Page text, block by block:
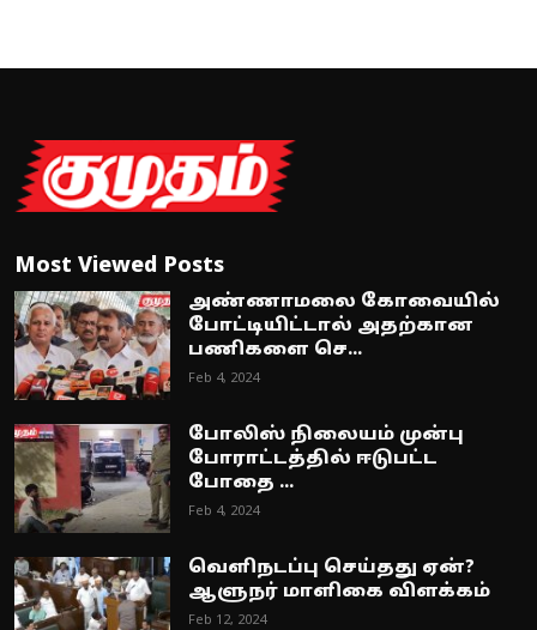
Most Viewed Posts
அண்ணாமலை கோவையில்
போட்டியிட்டால் அதற்கான
பணிகளை செ...
Feb 4, 2024
போலிஸ் நிலையம் முன்பு
போராட்டத்தில் ஈடுபட்ட
போதை ...
Feb 4, 2024
வெளிநடப்பு செய்தது ஏன்?
ஆளுநர் மாளிகை விளக்கம்
Feb 12, 2024